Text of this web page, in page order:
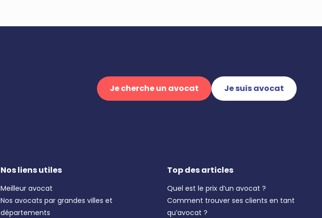
Je cherche un avocat Je suis avocat
Nos liens utiles
Meilleur avocat
Nos avocats par grandes villes et
départements
Top des articles
Quel est le prix d’un avocat ?
Comment trouver ses clients en tant
qu’avocat ?